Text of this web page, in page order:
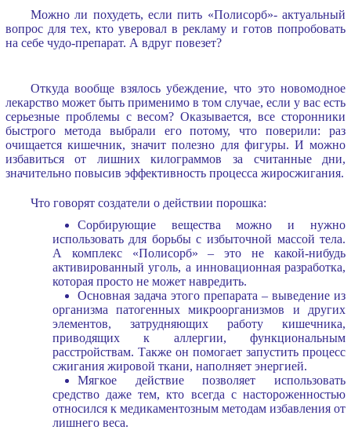
Можно ли похудеть, если пить «Полисорб»- актуальный
вопрос для тех, кто уверовал в рекламу и готов попробовать
на себе чудо-препарат. А вдруг повезет?
Откуда вообще взялось убеждение, что это новомодное
лекарство может быть применимо в том случае, если у вас есть
серьезные проблемы с весом? Оказывается, все сторонники
быстрого метода выбрали его потому, что поверили: раз
очищается кишечник, значит полезно для фигуры. И можно
избавиться от лишних килограммов за считанные дни,
значительно повысив эффективность процесса жиросжигания.
Что говорят создатели о действии порошка:
Сорбирующие вещества можно и нужно
использовать для борьбы с избыточной массой тела.
А комплекс «Полисорб» – это не какой-нибудь
активированный уголь, а инновационная разработка,
которая просто не может навредить.
Основная задача этого препарата – выведение из
организма патогенных микроорганизмов и других
элементов, затрудняющих работу кишечника,
приводящих к аллергии, функциональным
расстройствам. Также он помогает запустить процесс
сжигания жировой ткани, наполняет энергией.
Мягкое действие позволяет использовать
средство даже тем, кто всегда с настороженностью
относился к медикаментозным методам избавления от
лишнего веса.